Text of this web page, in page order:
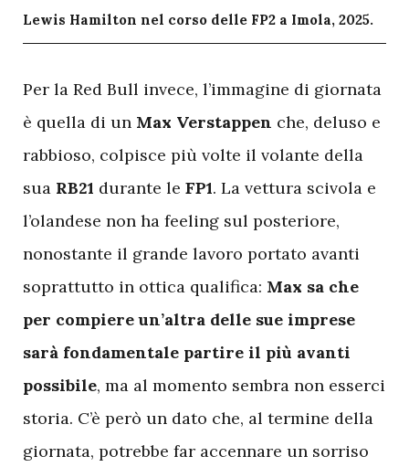
Lewis Hamilton nel corso delle FP2 a Imola, 2025.
Per la Red Bull invece, l’immagine di giornata
è quella di un Max Verstappen che, deluso e
rabbioso, colpisce più volte il volante della
sua RB21 durante le FP1. La vettura scivola e
l’olandese non ha feeling sul posteriore,
nonostante il grande lavoro portato avanti
soprattutto in ottica qualifica: Max sa che
per compiere un’altra delle sue imprese
sarà fondamentale partire il più avanti
possibile, ma al momento sembra non esserci
storia. C’è però un dato che, al termine della
giornata, potrebbe far accennare un sorriso